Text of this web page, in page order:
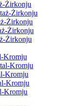
Żirkonju
Żirkonju
Żirkonju
Żirkonju
Żirkonju
Kromju
Kromju
Kromju
Kromju
Kromju